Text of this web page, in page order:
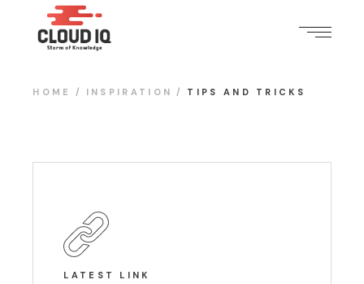
HOME INSPIRATION TIPS AND TRICKS
LATEST LINK